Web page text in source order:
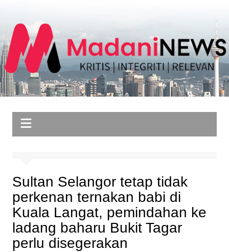
content
Sultan Selangor tetap tidak
perkenan ternakan babi di
Kuala Langat, pemindahan ke
ladang baharu Bukit Tagar
perlu disegerakan